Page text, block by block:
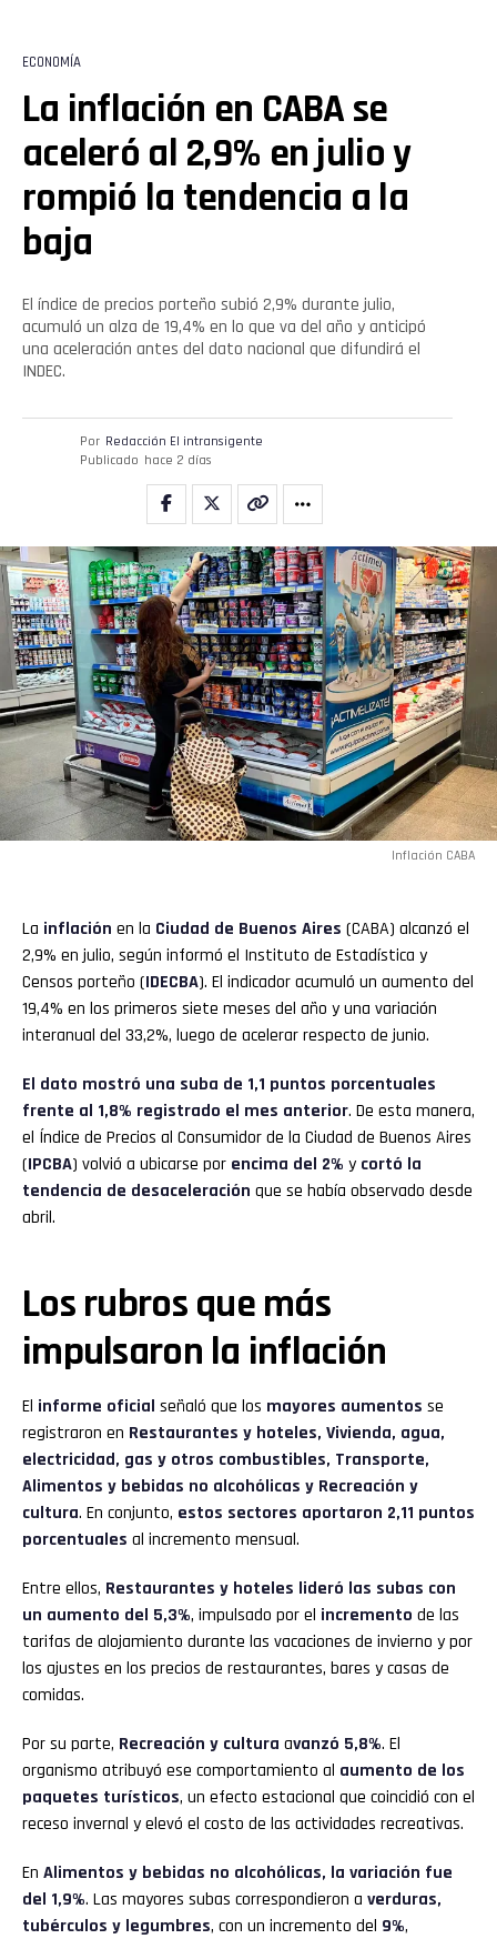
ECONOMÍA
La inflación en CABA se
aceleró al 2,9% en julio y
rompió la tendencia a la
baja
El índice de precios porteño subió 2,9% durante julio,
acumuló un alza de 19,4% en lo que va del año y anticipó
una aceleración antes del dato nacional que difundirá el
INDEC.
Por Redacción El intransigente
Publicado hace 2 días
Inflación CABA
La inflación en la Ciudad de Buenos Aires (CABA) alcanzó el
2,9% en julio, según informó el Instituto de Estadística y
Censos porteño (IDECBA). El indicador acumuló un aumento del
19,4% en los primeros siete meses del año y una variación
interanual del 33,2%, luego de acelerar respecto de junio.
El dato mostró una suba de 1,1 puntos porcentuales
frente al 1,8% registrado el mes anterior. De esta manera,
el Índice de Precios al Consumidor de la Ciudad de Buenos Aires
(IPCBA) volvió a ubicarse por encima del 2% y cortó la
tendencia de desaceleración que se había observado desde
abril.
Los rubros que más
impulsaron la inflación
El informe oficial señaló que los mayores aumentos se
registraron en Restaurantes y hoteles, Vivienda, agua,
electricidad, gas y otros combustibles, Transporte,
Alimentos y bebidas no alcohólicas y Recreación y
cultura. En conjunto, estos sectores aportaron 2,11 puntos
porcentuales al incremento mensual.
Entre ellos, Restaurantes y hoteles lideró las subas con
un aumento del 5,3%, impulsado por el incremento de las
tarifas de alojamiento durante las vacaciones de invierno y por
los ajustes en los precios de restaurantes, bares y casas de
comidas.
Por su parte, Recreación y cultura avanzó 5,8%. El
organismo atribuyó ese comportamiento al aumento de los
paquetes turísticos, un efecto estacional que coincidió con el
receso invernal y elevó el costo de las actividades recreativas.
En Alimentos y bebidas no alcohólicas, la variación fue
del 1,9%. Las mayores subas correspondieron a verduras,
tubérculos y legumbres, con un incremento del 9%,